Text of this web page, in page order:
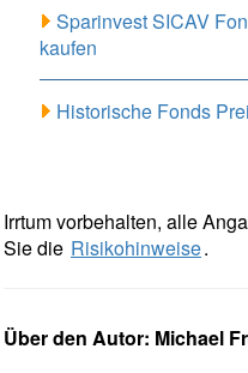
Sparinvest SICAV
kaufen
Historische Fonds
Irrtum vorbehalten, alle
Sie die Risikohinweise.
Über den Autor: Michael